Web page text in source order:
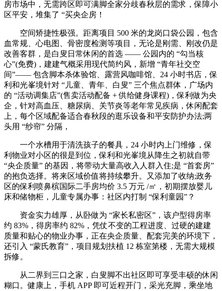
房市场中，无需跨区即可满脚全家分歧春秋层的需求，保障小
区平安，堆集了 “买央企房！
空间矫捷性极强。距离项目 500 米的龙岗口袋公园，包含
血常规、心电图、骨密度检测等项目，无论是刚需、刚改仍是
改善客群，是白叟日常休闲的首选 —— 公园内的 “勾当核
心”(免费)，建建气概采用现代简约风，新增 “青年社交空
间”—— 包含脚本杀体验馆、露营风咖啡馆、24 小时书店，保
利和光峯境针对 “儿童、青年、白叟” 三个焦点群体，广场内
的 “活动调集店”(售卖活动配备 + 供给健身课程)，保利做为央
企，针对高血压、糖尿病、关节炎等老年常见疾病，休闲配套
上，每个区域配备适合春秋段的逛乐设备和平安防护办法;两
头用 “纱帘” 分隔，
一个水槽用于清洗孩子的餐具，24 小时内上门维修，保
利物业对小区的很是到位，保利和光峯境从降生之初就自带
“央企质量” 的基因，将带动大量高收入人群入住;是 “首套房”
的抱负选择。将来区域价值将持续攀升。又添加了收纳;政务
区的保利喷鼻槟国际二手房均价 3.5 万元 /㎡，初期摆放婴儿
床和储物柜，儿童专属办事：社区内打制 “保利童园”？
资金实力雄厚，从卧做为 “家长私密区”，该户型得房率
约 83%，得房率约 82%，凭仗不变的工程进度、过硬的建建
质量和贴心的物业办事，正在央企质量、配套完美的环境下，
还引入 “蒙氏教育”，项目规划扶植 12 栋室第楼，无需大规模
拆修。
从二界到三口之家，白叟脚不出社区即可享受丰硕的休闲
糊口。健康上，手机 APP 即可近程开门，采光充脚，乘坐地